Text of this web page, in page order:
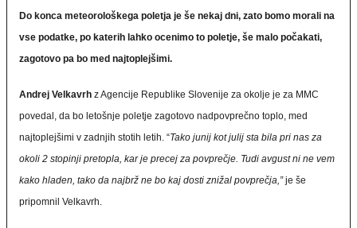
Do konca meteorološkega poletja je še nekaj dni, zato bomo morali na
vse podatke, po katerih lahko ocenimo to poletje, še malo počakati,
zagotovo pa bo med najtoplejšimi.
Andrej Velkavrh z Agencije Republike Slovenije za okolje je za MMC
povedal, da bo letošnje poletje zagotovo nadpovprečno toplo, med
najtoplejšimi v zadnjih stotih letih. “Tako junij kot julij sta bila pri nas za
okoli 2 stopinji pretopla, kar je precej za povprečje. Tudi avgust ni ne vem
kako hladen, tako da najbrž ne bo kaj dosti znižal povprečja,”je še
pripomnil Velkavrh.